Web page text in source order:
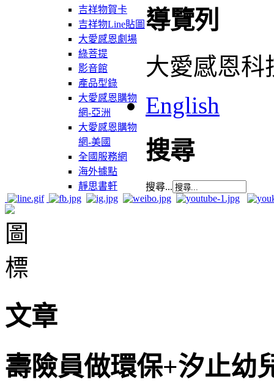
吉祥物賀卡
吉祥物Line貼圖
大愛感恩劇場
綠菩提
影音館
產品型錄
大愛感恩購物
網-亞洲
大愛感恩購物
網-美國
全國服務網
海外據點
靜思書軒
導覽列
大愛感恩科
English
搜尋
搜尋...
文章
壽險員做環保+汐止幼